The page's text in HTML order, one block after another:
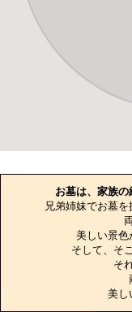
お墓は、家族
兄弟姉妹でお墓を
美しい景色
そして、そ
そ
美し